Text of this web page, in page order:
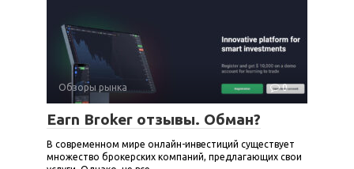
Обзоры рынка 0
Earn Broker отзывы. Обман?
В современном мире онлайн-инвестиций существует
множество брокерских компаний, предлагающих свои